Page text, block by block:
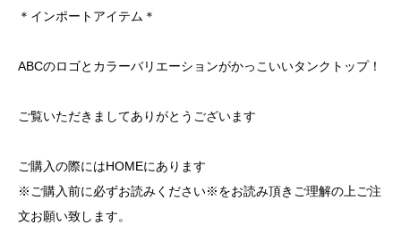
＊インポートアイテム＊
ABCのロゴとカラーバリエーションがかっこいいタンクトップ！
ご覧いただきましてありがとうございます
ご購入の際にはHOMEにあります
※ご購入前に必ずお読みください※をお読み頂きご理解の上ご注
文お願い致します。